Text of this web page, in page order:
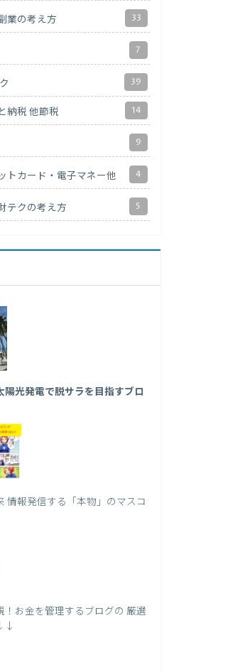
業の考え方 33
7
39
納税 他節税 14
9
トカード・電子マネー他 4
テクの考え方 5
陽光発電で脱サラを目指すブロ
情報発信する「本物」のマスコ
！お金を管理するブログの 厳選